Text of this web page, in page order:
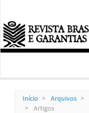
Conteúdo
principal
Barra
Lateral
Início Arquivos
Artigos